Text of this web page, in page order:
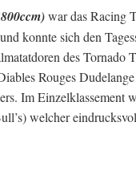
war das Racing
konnte sich den
des Tornado
Rouges
Im Einzelklassement
welcher